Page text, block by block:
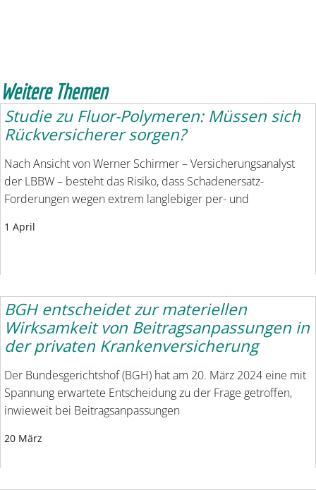
Weitere Themen
Studie zu Fluor-Polymeren: Müssen sich
Rückversicherer sorgen?
Nach Ansicht von Werner Schirmer – Versicherungsanalyst
der LBBW – besteht das Risiko, dass Schadenersatz-
Forderungen wegen extrem langlebiger per- und
1 April
BGH entscheidet zur materiellen
Wirksamkeit von Beitragsanpassungen in
der privaten Krankenversicherung
Der Bundesgerichtshof (BGH) hat am 20. März 2024 eine mit
Spannung erwartete Entscheidung zu der Frage getroffen,
inwieweit bei Beitragsanpassungen
20 März